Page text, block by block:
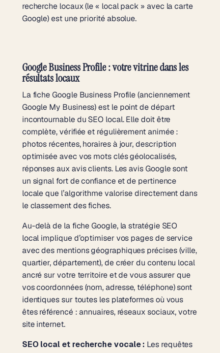
recherche locaux (le « local pack » avec la carte
Google) est une priorité absolue.
Google Business Profile : votre vitrine dans les
résultats locaux
La fiche Google Business Profile (anciennement
Google My Business) est le point de départ
incontournable du SEO local. Elle doit être
complète, vérifiée et régulièrement animée :
photos récentes, horaires à jour, description
optimisée avec vos mots clés géolocalisés,
réponses aux avis clients. Les avis Google sont
un signal fort de confiance et de pertinence
locale que l’algorithme valorise directement dans
le classement des fiches.
Au-delà de la fiche Google, la stratégie SEO
local implique d’optimiser vos pages de service
avec des mentions géographiques précises (ville,
quartier, département), de créer du contenu local
ancré sur votre territoire et de vous assurer que
vos coordonnées (nom, adresse, téléphone) sont
identiques sur toutes les plateformes où vous
êtes référencé : annuaires, réseaux sociaux, votre
site internet.
SEO local et recherche vocale : Les requêtes